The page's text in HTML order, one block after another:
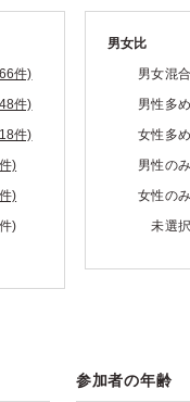
件)
件)
件)
)
)
)
男女比
男女混合
男性多め
女性多め
男性のみ
女性のみ
未選択
参加者の年齢